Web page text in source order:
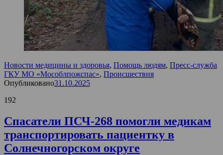
Новости медицины и здоровья, Помощь людям, Пресс-служба
ГКУ МО «Мособлпожспас», Происшествия
Опубликовано31.10.2025
192
Спасатели ПСЧ-268 помогли медикам
транспортировать пациентку в
Солнечногорском округе